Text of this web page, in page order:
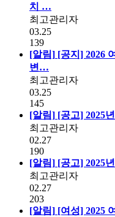
치 …
최고관리자
03.25
139
[알림] [공지] 2026
변…
최고관리자
03.25
145
[알림] [공고] 2025
최고관리자
02.27
190
[알림] [공고] 2025
최고관리자
02.27
203
[알림] [여성] 2025